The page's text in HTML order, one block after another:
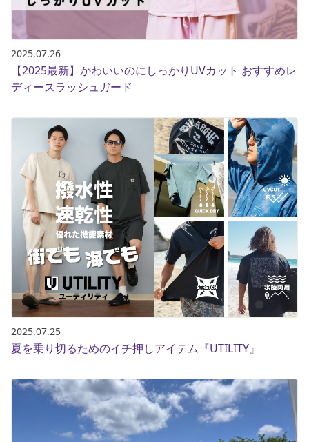
2025.07.26
【2025最新】かわいいのにしっかりUVカット おすすめレ
ディースラッシュガード
2025.07.25
夏を乗り切るためのイチ押しアイテム『UTILITY』